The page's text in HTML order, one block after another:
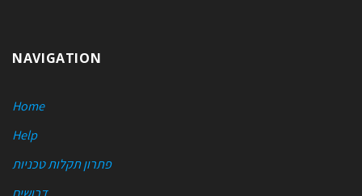
NAVIGATION
Home
Help
פתרון תקלות טכניות